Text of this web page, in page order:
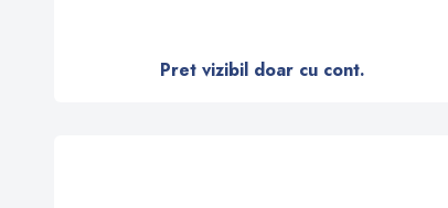
Pret vizibil doar cu cont.